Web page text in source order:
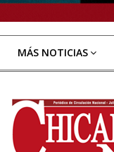
MÁS NOTICIAS